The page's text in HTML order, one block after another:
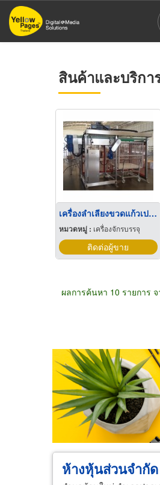
ข้าม
ไป
สินค้าและบริก
เครื่องลำเลียงขวดแก้วเปล่าใส่สายพาน
หมวดหมู่ : เครื่องจักรบรรจุ
ติดต่อผู้ขาย
ผลการค้นหา 10 รายการ
ขายส่ง ขายปลีก
ห้างหุ้นส่วนจำกั